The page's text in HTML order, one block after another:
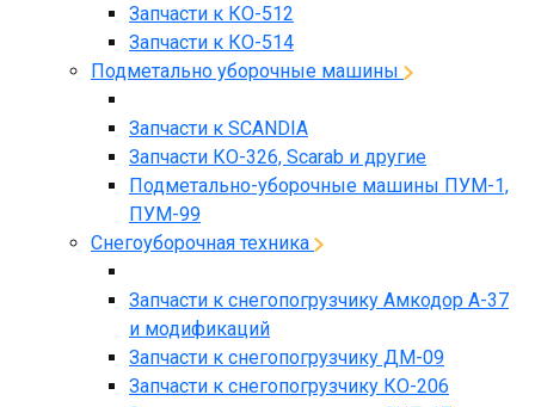
Запчасти к КО-512
Запчасти к КО-514
Подметально уборочные машины
Запчасти к SCANDIA
Запчасти КО-326, Scarab и другие
Подметально-уборочные машины ПУМ-1,
ПУМ-99
Снегоуборочная техника
Запчасти к снегопогрузчику Амкодор А-37
и модификаций
Запчасти к снегопогрузчику ДМ-09
Запчасти к снегопогрузчику КО-206